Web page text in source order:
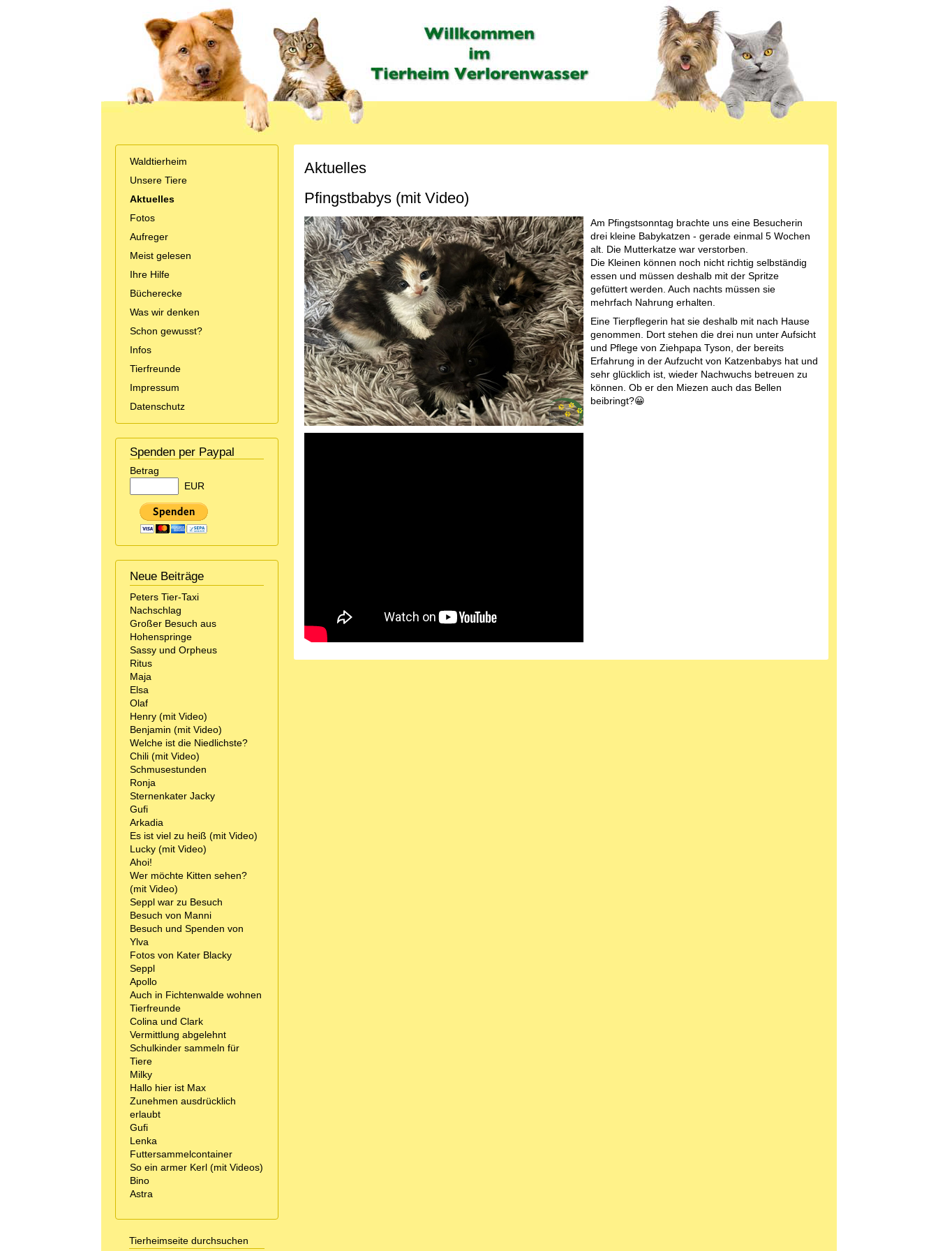
Waldtierheim
Unsere Tiere
Aktuelles
Fotos
Aufreger
Meist gelesen
Ihre Hilfe
Bücherecke
Was wir denken
Schon gewusst?
Infos
Tierfreunde
Impressum
Datenschutz
Spenden per Paypal
Betrag
EUR
Neue Beiträge
Peters Tier-Taxi
Nachschlag
Großer Besuch aus
Hohenspringe
Sassy und Orpheus
Ritus
Maja
Elsa
Olaf
Henry (mit Video)
Benjamin (mit Video)
Welche ist die Niedlichste?
Chili (mit Video)
Schmusestunden
Ronja
Sternenkater Jacky
Gufi
Arkadia
Es ist viel zu heiß (mit Video)
Lucky (mit Video)
Ahoi!
Wer möchte Kitten sehen?
(mit Video)
Seppl war zu Besuch
Besuch von Manni
Besuch und Spenden von
Ylva
Fotos von Kater Blacky
Seppl
Apollo
Auch in Fichtenwalde wohnen
Tierfreunde
Colina und Clark
Vermittlung abgelehnt
Schulkinder sammeln für
Tiere
Milky
Hallo hier ist Max
Zunehmen ausdrücklich
erlaubt
Gufi
Lenka
Futtersammelcontainer
So ein armer Kerl (mit Videos)
Bino
Astra
Tierheimseite durchsuchen
Aktuelles
Pfingstbabys (mit Video)
Am Pfingstsonntag brachte uns eine Besucherin
drei kleine Babykatzen - gerade einmal 5 Wochen
alt. Die Mutterkatze war verstorben.
Die Kleinen können noch nicht richtig selbständig
essen und müssen deshalb mit der Spritze
gefüttert werden. Auch nachts müssen sie
mehrfach Nahrung erhalten.
Eine Tierpflegerin hat sie deshalb mit nach Hause
genommen. Dort stehen die drei nun unter Aufsicht
und Pflege von Ziehpapa Tyson, der bereits
Erfahrung in der Aufzucht von Katzenbabys hat und
sehr glücklich ist, wieder Nachwuchs betreuen zu
können. Ob er den Miezen auch das Bellen
beibringt?😀